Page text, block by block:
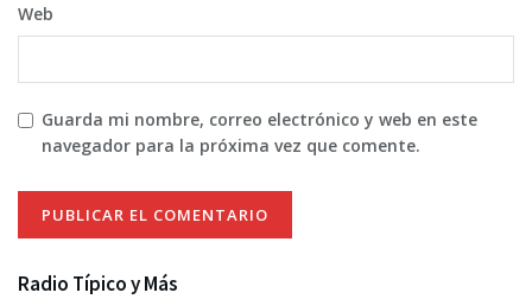
Web
Guarda mi nombre, correo electrónico y web en este
navegador para la próxima vez que comente.
Radio Típico y Más